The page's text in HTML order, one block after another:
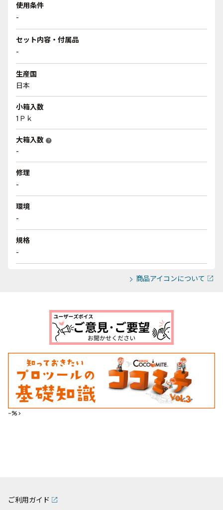
使用条件
-
セット内容・付属品
-
生産国
日本
小箱入数
1Ｐｋ
大箱入数 help
-
修理
-
環境
-
規格
-
商品アイコンについて
--%>
ご利用ガイド